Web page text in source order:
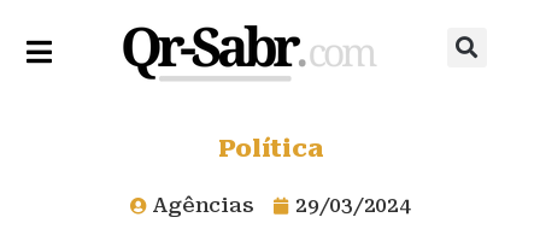
Política
Agências 29/03/2024